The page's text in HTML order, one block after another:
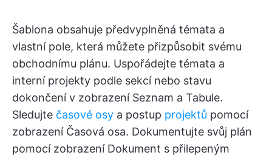
Šablona obsahuje předvyplněná témata a
vlastní pole, která můžete přizpůsobit svému
obchodnímu plánu. Uspořádejte témata a
interní projekty podle sekcí nebo stavu
dokončení v zobrazení Seznam a Tabule.
Sledujte časové osy a postup projektů pomocí
zobrazení Časová osa. Dokumentujte svůj plán
pomocí zobrazení Dokument s přilepeným